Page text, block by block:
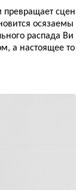
превращает сцен
осязаемы
распада Ви
а настоящее то